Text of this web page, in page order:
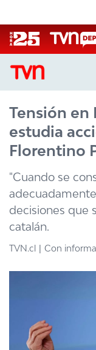
CASTING
CASTING TVN
TVN VERTICAL
TVN PLAY
PROGRAMAS
ACTUALIDAD
Tensión en
estudia
Florentino
"Cuando se
decisiones que
catalán.
TVN.cl Con